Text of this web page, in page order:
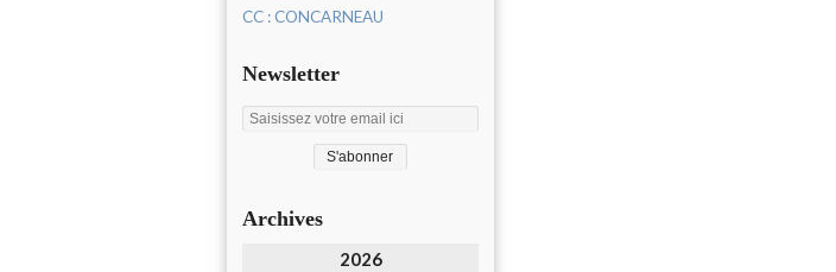
CC : CONCARNEAU
Newsletter
Archives
2026